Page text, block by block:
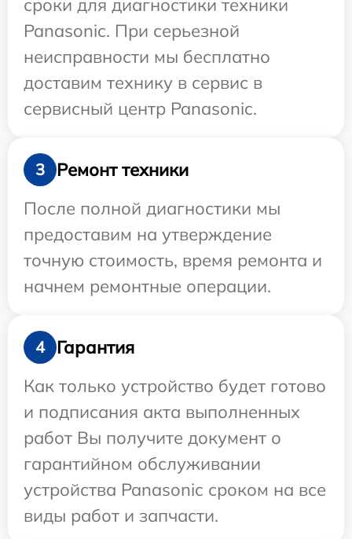
сроки для диагностики техники
Panasonic. При серьезной
неисправности мы бесплатно
доставим технику в сервис в
сервисный центр Panasonic.
3
Ремонт техники
После полной диагностики мы
предоставим на утверждение
точную стоимость, время ремонта и
начнем ремонтные операции.
4
Гарантия
Как только устройство будет готово
и подписания акта выполненных
работ Вы получите документ о
гарантийном обслуживании
устройства Panasonic сроком на все
виды работ и запчасти.